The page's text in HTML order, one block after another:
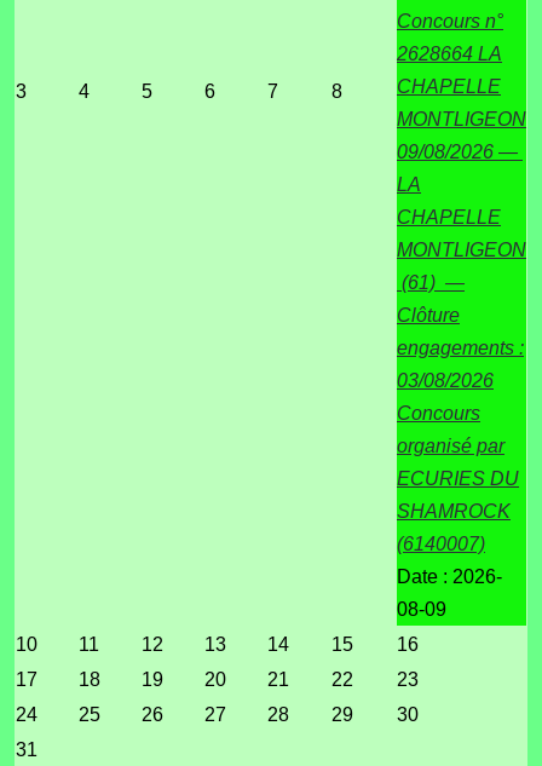
3 4 5 6 7 8
Concours n°
2628664 LA
CHAPELLE
MONTLIGEON
09/08/2026 —
LA
CHAPELLE
MONTLIGEON
(61) —
Clôture
engagements :
03/08/2026
Concours
organisé par
ECURIES DU
SHAMROCK
(6140007)
Date : 2026-
08-09
10
11 12 13 14 15
16
17
18 19 20 21 22
23
24
25 26 27 28 29
30
31